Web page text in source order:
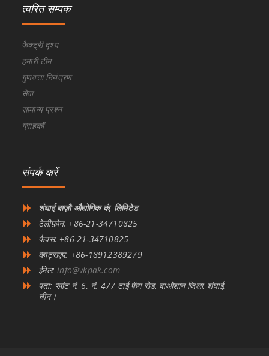
त्वरित सम्पक
फैक्ट्री दृश्य
हमारी टीम
गुणवत्ता नियंत्रण
सेवा
सामान्य प्रश्न
ग्राहकों
संपर्क करें
शंघाई बाज़ौ औद्योगिक कं, लिमिटेड
टेलीफ़ोन: +86-21-34710825
फैक्स: +86-21-34710825
व्हाट्सएप: +86-18912389279
ईमेल:info@vkpak.com
पता: प्लांट नं. 6, नं. 477 टाई फेंग रोड, बाओशान जिला, शंघाई,
चीन।